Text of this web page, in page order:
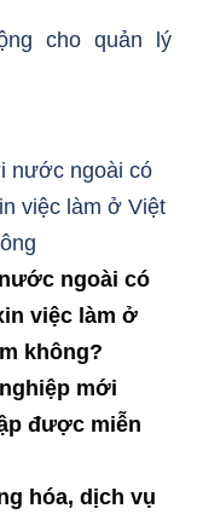
cho quản lý
ngoài có
việc làm ở
không?
mới
được miễn
hóa, dịch vụ